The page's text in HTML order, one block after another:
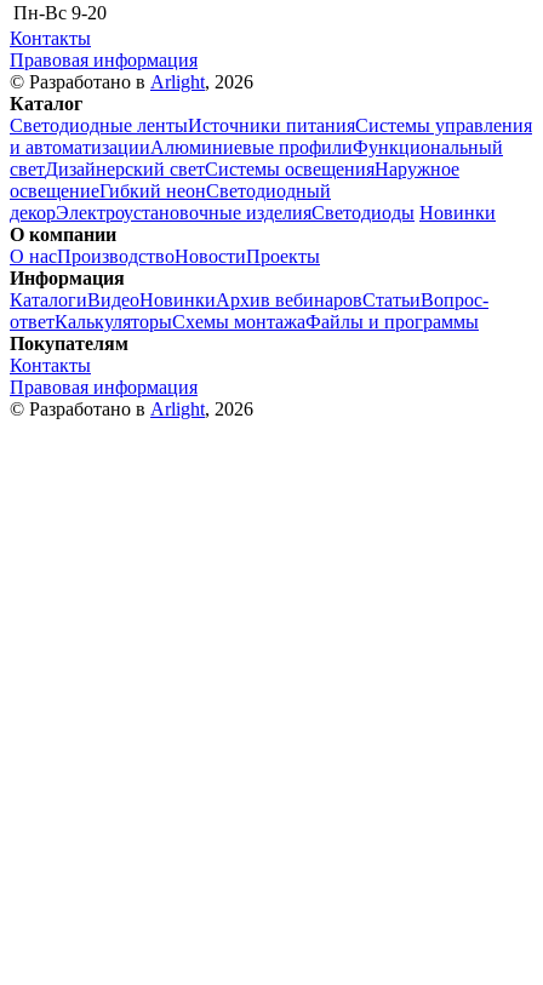
Пн-Вс 9-20
Контакты
Правовая информация
© Разработано в Arlight, 2026
Каталог
Светодиодные лентыИсточники питанияСистемы управления
и автоматизацииАлюминиевые профилиФункциональный
светДизайнерский светСистемы освещенияНаружное
освещениеГибкий неонСветодиодный
декорЭлектроустановочные изделияСветодиоды Новинки
О компании
О насПроизводствоНовостиПроекты
Информация
КаталогиВидеоНовинкиАрхив вебинаровСтатьиВопрос-
ответКалькуляторыСхемы монтажаФайлы и программы
Покупателям
Контакты
Правовая информация
© Разработано в Arlight, 2026